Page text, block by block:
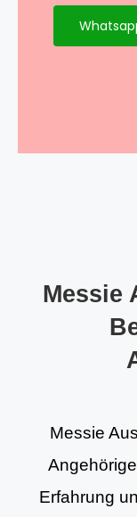
Messie
Messie
Erfahrung